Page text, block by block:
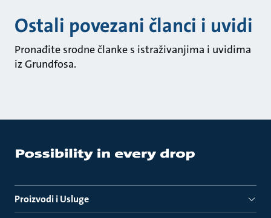
Ostali povezani članci i uvidi
Pronađite srodne članke s istraživanjima i uvidima
iz Grundfosa.
Proizvodi i Usluge